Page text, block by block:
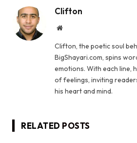
Clifton
Website
Clifton, the poetic soul
BigShayari.com, spins
emotions. With each line,
of feelings, inviting
his heart and mind.
RELATED POSTS